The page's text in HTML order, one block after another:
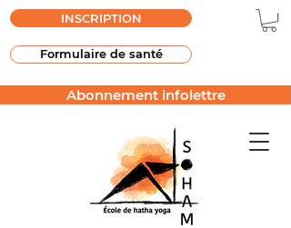
Abonnement infolettre
INSCRIPTION
Formulaire de santé